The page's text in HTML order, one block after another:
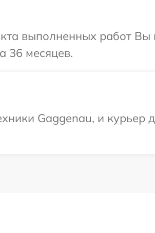
выполненных работ
36 месяцев.
Gaggenau, и курьер